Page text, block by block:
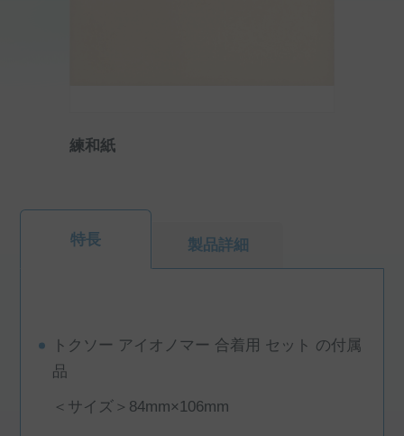
練和紙
特長 製品詳細
トクソー アイオノマー 合着用 セット の付属
品
＜サイズ＞84mm×106mm